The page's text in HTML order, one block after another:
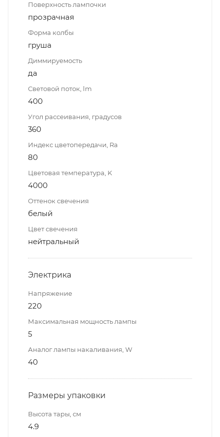
Поверхность лампочки
прозрачная
Форма колбы
груша
Диммируемость
да
Световой поток, lm
400
Угол рассеивания, градусов
360
Индекс цветопередачи, Ra
80
Цветовая температура, K
4000
Оттенок свечения
белый
Цвет свечения
нейтральный
Электрика
Напряжение
220
Максимальная мощность лампы
5
Аналог лампы накаливания, W
40
Размеры упаковки
Высота тары, см
4.9